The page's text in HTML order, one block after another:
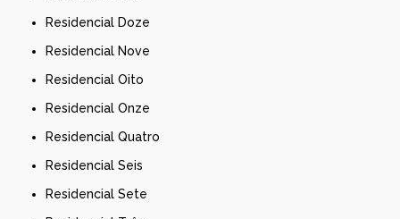
Residencial Doze
Residencial Nove
Residencial Oito
Residencial Onze
Residencial Quatro
Residencial Seis
Residencial Sete